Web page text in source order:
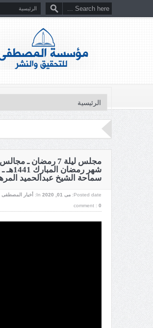
مجلس ليلة 7 رمضان ـ مجالس
شهر رمضان المبارك 1441هـ ـ
سماحة الشيخ عبدالحميد
Posted date: می 01, 2020 In: أخبار المصطفى
comment : 0